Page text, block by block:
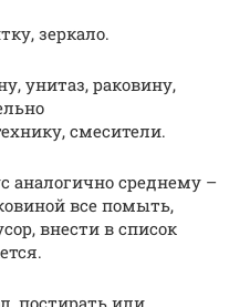
зеркало.
унитаз, раковину,
смесители.
аналогично среднему –
все помыть,
внести в список
постирать или